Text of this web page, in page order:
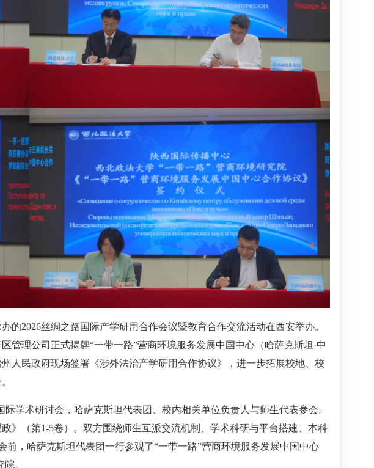
的2026丝绸之路国际产学研用合作会议暨教育合作交流活动在西安举办。
管理公司正式揭牌“一带一路”营商环境服务发展中国中心（哈萨克斯坦·中
人民政府现场签署《涉外法治产学研用合作协议》，进一步拓展校地、校
学术研讨会，哈萨克斯坦代表团、校内相关单位负责人与师生代表参会。
》（第1-5卷）。双方围绕师生互派交流机制、学术科研与平台搭建、本科
，哈萨克斯坦代表团一行参观了“一带一路”营商环境服务发展中国中心
。